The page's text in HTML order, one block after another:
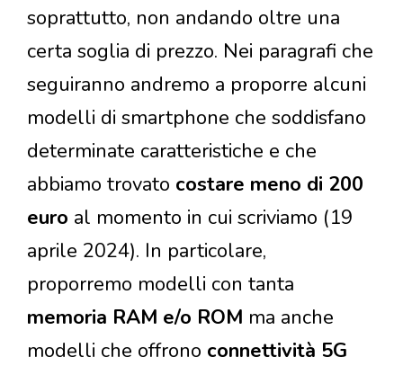
soprattutto, non andando oltre una
certa soglia di prezzo. Nei paragrafi che
seguiranno andremo a proporre alcuni
modelli di smartphone che soddisfano
determinate caratteristiche e che
abbiamo trovato costare meno di 200
euro al momento in cui scriviamo (19
aprile 2024). In particolare,
proporremo modelli con tanta
memoria RAM e/o ROM ma anche
modelli che offrono connettività 5G